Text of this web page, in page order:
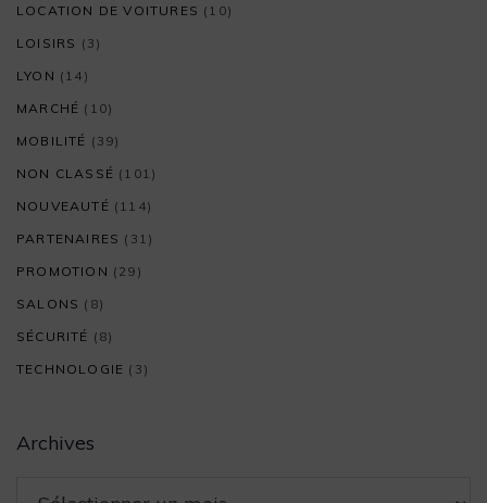
LOCATION DE VOITURES (10)
LOISIRS (3)
LYON (14)
MARCHÉ (10)
MOBILITÉ (39)
NON CLASSÉ (101)
NOUVEAUTÉ (114)
PARTENAIRES (31)
PROMOTION (29)
SALONS (8)
SÉCURITÉ (8)
TECHNOLOGIE (3)
Archives